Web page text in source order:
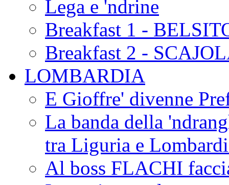
Lega e 'ndrine
Breakfast 1 -
Breakfast 2 -
LOMBARDIA
E Gioffre' divenne
La banda della
tra Liguria e
Al boss FLACHI